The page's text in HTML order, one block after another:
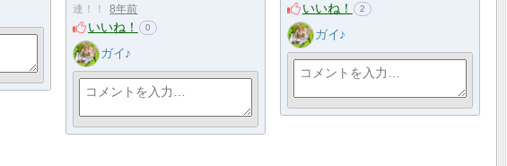
いいね！ 2
ガイ♪
連！！
8年前
いいね！ 0
ガイ♪